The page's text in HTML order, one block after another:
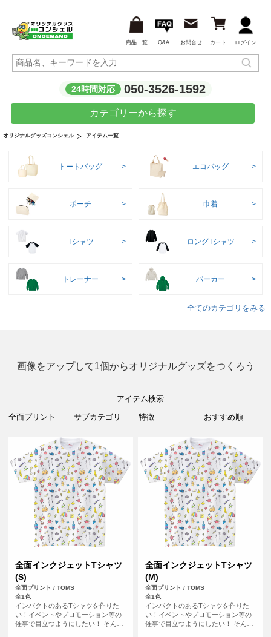
商品一覧 Q&A お問合せ カート ログイン
24時間対応 050-3526-1592
カテゴリーから探す
オリジナルグッズコンシェル アイテム一覧
トートバッグ エコバッグ
ポーチ 巾着
Tシャツ ロングTシャツ
トレーナー パーカー
全てのカテゴリをみる
画像をアップして1個からオリジナルグッズをつくろう
アイテム検索
全面インクジェットTシャツ
(S)
全面プリント / TOMS
全1色
インパクトのあるTシャツを作りた
い！イベントやプロモーション等の
催事で目立つようにしたい！ そんな
全面インクジェットTシャツ
(M)
全面プリント / TOMS
全1色
インパクトのあるTシャツを作りた
い！イベントやプロモーション等の
催事で目立つようにしたい！ そんな